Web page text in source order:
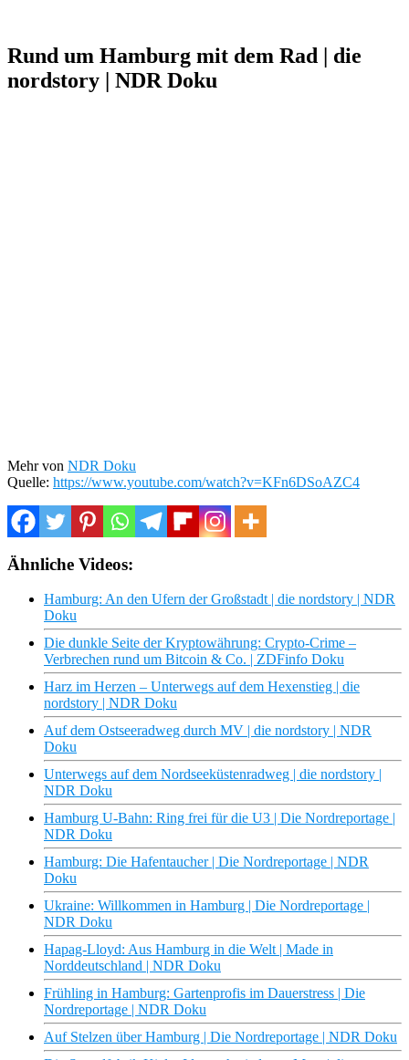
Rund um Hamburg mit dem Rad | die
nordstory | NDR Doku
Mehr von NDR Doku
Quelle: https://www.youtube.com/watch?v=KFn6DSoAZC4
Ähnliche Videos:
Hamburg: An den Ufern der Großstadt | die nordstory | NDR
Doku
Die dunkle Seite der Kryptowährung: Crypto-Crime –
Verbrechen rund um Bitcoin & Co. | ZDFinfo Doku
Harz im Herzen – Unterwegs auf dem Hexenstieg | die
nordstory | NDR Doku
Auf dem Ostseeradweg durch MV | die nordstory | NDR
Doku
Unterwegs auf dem Nordseeküstenradweg | die nordstory |
NDR Doku
Hamburg U-Bahn: Ring frei für die U3 | Die Nordreportage |
NDR Doku
Hamburg: Die Hafentaucher | Die Nordreportage | NDR
Doku
Ukraine: Willkommen in Hamburg | Die Nordreportage |
NDR Doku
Hapag-Lloyd: Aus Hamburg in die Welt | Made in
Norddeutschland | NDR Doku
Frühling in Hamburg: Gartenprofis im Dauerstress | Die
Nordreportage | NDR Doku
Auf Stelzen über Hamburg | Die Nordreportage | NDR Doku